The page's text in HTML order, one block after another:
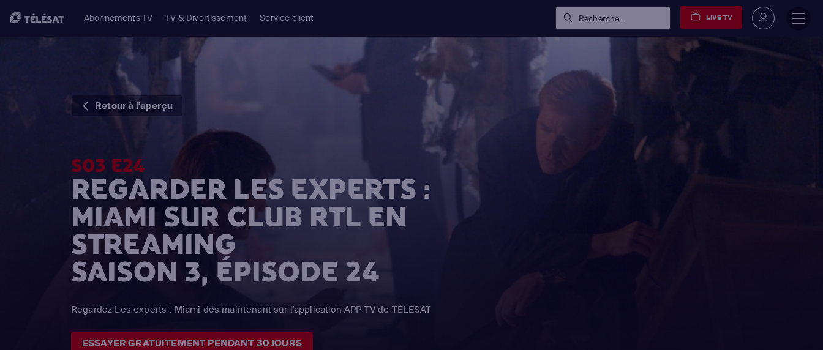
Abonnements TV TV & Divertissement Service client Recherche... LIVE TV
Retour à l'aperçu
S03 E24
REGARDER LES EXPERTS :
MIAMI SUR CLUB RTL EN
STREAMING
SAISON 3, ÉPISODE 24
Regardez Les experts : Miami dès maintenant sur l'application APP TV de TÉLÉSAT
ESSAYER GRATUITEMENT PENDANT 30 JOURS